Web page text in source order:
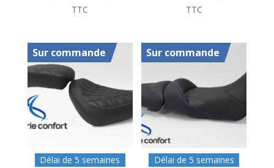
TTC
TTC
Sur commande
Délai de 5 semaines
Sur commande
Délai de 5 semaines